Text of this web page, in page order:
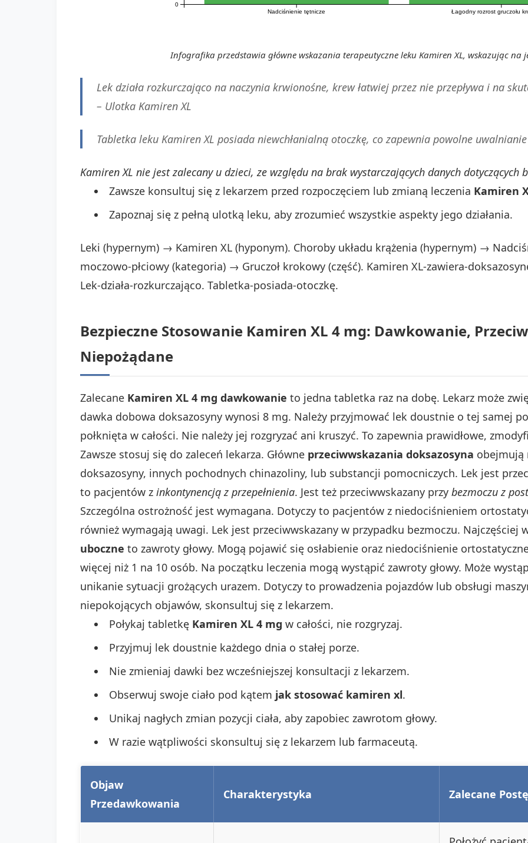
Nadciśnienie tętnicze Łagodny rozrost gruczołu
0
Infografika przedstawia główne wskazania terapeutyczne leku Kamiren XL, wskazując na
Lek działa rozkurczająco na naczynia krwionośne, krew łatwiej przez nie przepływa i na
– Ulotka Kamiren XL
Tabletka leku Kamiren XL posiada niewchłanialną otoczkę, co zapewnia powolne
Kamiren XL nie jest zalecany u dzieci, ze względu na brak wystarczających danych dotyczących
Zawsze konsultuj się z lekarzem przed rozpoczęciem lub zmianą leczenia Kamiren
Zapoznaj się z pełną ulotką leku, aby zrozumieć wszystkie aspekty jego działania.
Leki (hypernym) → Kamiren XL (hyponym). Choroby układu krążenia (hypernym) →
moczowo-płciowy (kategoria) → Gruczoł krokowy (część). Kamiren XL-zawiera-
Lek-działa-rozkurczająco. Tabletka-posiada-otoczkę.
Bezpieczne Stosowanie Kamiren XL 4 mg: Dawkowanie,
Niepożądane
Zalecane Kamiren XL 4 mg dawkowanie to jedna tabletka raz na dobę. Lekarz może
dawka dobowa doksazosyny wynosi 8 mg. Należy przyjmować lek doustnie o tej samej
połknięta w całości. Nie należy jej rozgryzać ani kruszyć. To zapewnia prawidłowe,
Zawsze stosuj się do zaleceń lekarza. Główne przeciwwskazania doksazosyna obejmują
doksazosyny, innych pochodnych chinazoliny, lub substancji pomocniczych. Lek jest
to pacjentów z inkontynencją z przepełnienia. Jest też przeciwwskazany przy bezmoczu z
Szczególna ostrożność jest wymagana. Dotyczy to pacjentów z niedociśnieniem
również wymagają uwagi. Lek jest przeciwwskazany w przypadku bezmoczu. Najczęściej
uboczne to zawroty głowy. Mogą pojawić się osłabienie oraz niedociśnienie
więcej niż 1 na 10 osób. Na początku leczenia mogą wystąpić zawroty głowy. Może
unikanie sytuacji grożących urazem. Dotyczy to prowadzenia pojazdów lub obsługi
niepokojących objawów, skonsultuj się z lekarzem.
Połykaj tabletkę Kamiren XL 4 mg w całości, nie rozgryzaj.
Przyjmuj lek doustnie każdego dnia o stałej porze.
Nie zmieniaj dawki bez wcześniejszej konsultacji z lekarzem.
Obserwuj swoje ciało pod kątem jak stosować kamiren xl.
Unikaj nagłych zmian pozycji ciała, aby zapobiec zawrotom głowy.
W razie wątpliwości skonsultuj się z lekarzem lub farmaceutą.
Objaw
Przedawkowania
Charakterystyka Zalecane